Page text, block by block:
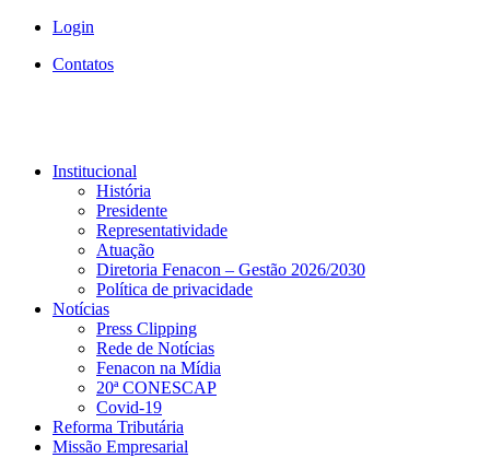
Login
Contatos
Institucional
História
Presidente
Representatividade
Atuação
Diretoria Fenacon – Gestão 2026/2030
Política de privacidade
Notícias
Press Clipping
Rede de Notícias
Fenacon na Mídia
20ª CONESCAP
Covid-19
Reforma Tributária
Missão Empresarial